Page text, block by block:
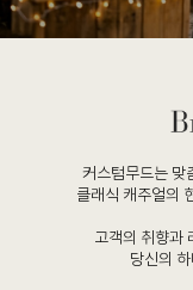
커스텀무드는 맞
클래식 캐주얼의
고객의 취향과
당신의